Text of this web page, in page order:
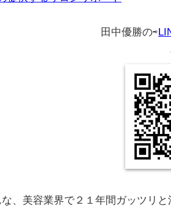
田中優勝の⇨
な、美容業界で２１年間ガッツリ